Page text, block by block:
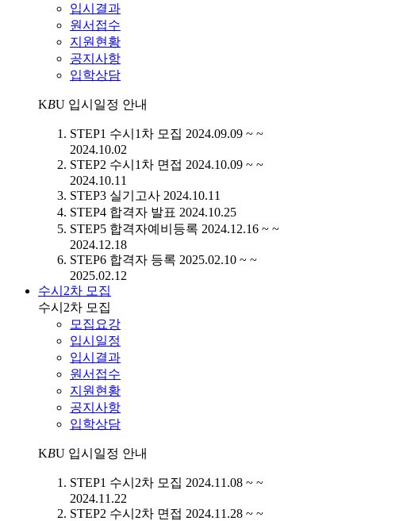
입시결과
원서접수
지원현황
공지사항
입학상담
KBU 입시일정 안내
STEP1 수시1차 모집 2024.09.09 ~ ~
2024.10.02
STEP2 수시1차 면접 2024.10.09 ~ ~
2024.10.11
STEP3 실기고사 2024.10.11
STEP4 합격자 발표 2024.10.25
STEP5 합격자예비등록 2024.12.16 ~ ~
2024.12.18
STEP6 합격자 등록 2025.02.10 ~ ~
2025.02.12
수시2차 모집
수시2차 모집
모집요강
입시일정
입시결과
원서접수
지원현황
공지사항
입학상담
KBU 입시일정 안내
STEP1 수시2차 모집 2024.11.08 ~ ~
2024.11.22
STEP2 수시2차 면접 2024.11.28 ~ ~